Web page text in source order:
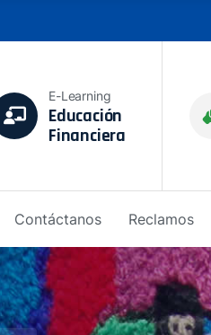
E-Learning
Educación
Financiera
Contáctanos Reclamos